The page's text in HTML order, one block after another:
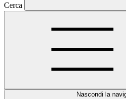
Cerca
Nascondi la